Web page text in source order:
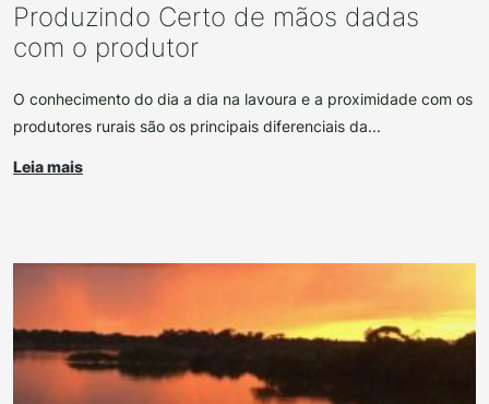
Produzindo Certo de mãos dadas
com o produtor
O conhecimento do dia a dia na lavoura e a proximidade com os
produtores rurais são os principais diferenciais da...
Leia mais